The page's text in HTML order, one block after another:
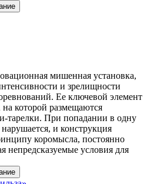
мишенная установка,
и зрелищности
Ее ключевой элемент
которой размещаются
При попадании в одну
и конструкция
коромысла, постоянно
непредсказуемые условия для